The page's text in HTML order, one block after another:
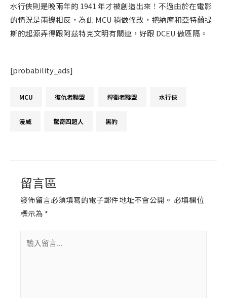
水行俠則是晚兩年的 1941 年才被創造出來！不過由於在電影
的情況是兩邊相反，為此 MCU 稍做修改，把納摩和亞特蘭提
斯的起源弄得跟阿茲特克文明有關連，好跟 DCEU 做區隔。
[probability_ads]
留言區
發佈留言必須填寫的電子郵件地址不會公開。 必填欄位
標示為 *